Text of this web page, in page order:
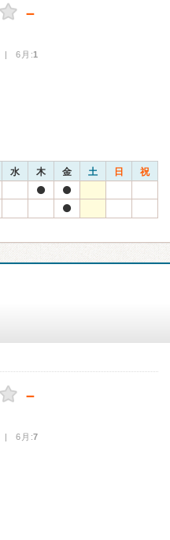
－
| 6月:1
水 木 金 土 日 祝
－
| 6月:7